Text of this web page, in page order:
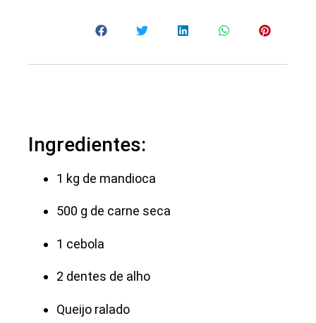
Ingredientes:
1 kg de mandioca
500 g de carne seca
1 cebola
2 dentes de alho
Queijo ralado